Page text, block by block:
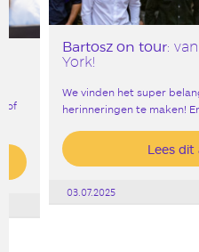
of
Bartosz on tour:
York!
We vinden het super
herinneringen te maken!
Lees dit
03.07.2025